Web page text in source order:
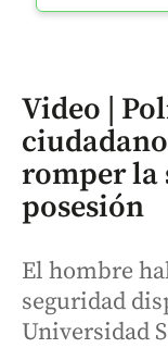
Video |
romper la
posesión
El hombre
seguridad
Universidad